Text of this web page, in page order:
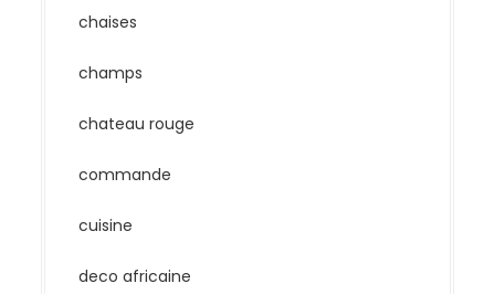
chaises
champs
chateau rouge
commande
cuisine
deco africaine